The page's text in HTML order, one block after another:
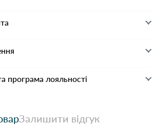
програма лояльності
Залишити відгук